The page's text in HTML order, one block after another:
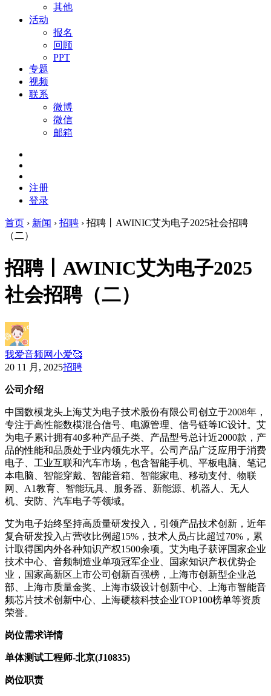
其他
活动
报名
回顾
PPT
专题
视频
联系
微博
微信
邮箱
注册
登录
首页 › 新闻 › 招聘 › 招聘丨AWINIC艾为电子2025社会招聘
（二）
招聘丨AWINIC艾为电子2025
社会招聘（二）
我爱音频网小爱🥰
20 11 月, 2025招聘
公司介绍
中国数模龙头上海艾为电子技术股份有限公司创立于2008年，
专注于高性能数模混合信号、电源管理、信号链等IC设计。艾
为电子累计拥有40多种产品子类、产品型号总计近2000款，产
品的性能和品质处于业内领先水平。公司产品广泛应用于消费
电子、工业互联和汽车市场，包含智能手机、平板电脑、笔记
本电脑、智能穿戴、智能音箱、智能家电、移动支付、物联
网、A1教育、智能玩具、服务器、新能源、机器人、无人
机、安防、汽车电子等领域。
艾为电子始终坚持高质量研发投入，引领产品技术创新，近年
复合研发投入占营收比例超15%，技术人员占比超过70%，累
计取得国内外各种知识产权1500余项。艾为电子获评国家企业
技术中心、音频制造业单项冠军企业、国家知识产权优势企
业，国家高新区上市公司创新百强榜，上海市创新型企业总
部、上海市质量金奖、上海市级设计创新中心、上海市智能音
频芯片技术创新中心、上海硬核科技企业TOP100榜单等资质
荣誉。
岗位需求详情
单体测试工程师-北京(J10835)
岗位职责